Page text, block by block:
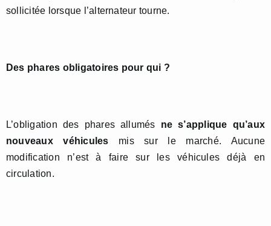
sollicitée lorsque l’alternateur tourne.
Des phares obligatoires pour qui ?
L’obligation des phares allumés ne s’applique qu’aux
nouveaux véhicules mis sur le marché. Aucune
modification n’est à faire sur les véhicules déjà en
circulation.